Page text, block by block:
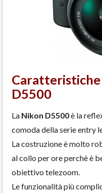
D5500
La Nikon D5500è la
comoda della serie entry
La costruzione è molto
al collo per ore perchè è
obiettivo telezoom.
Le funzionalità più